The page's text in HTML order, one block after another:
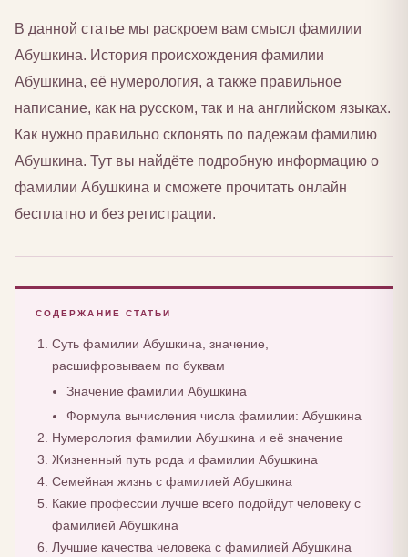
В данной статье мы раскроем вам смысл фамилии
Абушкина. История происхождения фамилии
Абушкина, её нумерология, а также правильное
написание, как на русском, так и на английском языках.
Как нужно правильно склонять по падежам фамилию
Абушкина. Тут вы найдёте подробную информацию о
фамилии Абушкина и сможете прочитать онлайн
бесплатно и без регистрации.
СОДЕРЖАНИЕ СТАТЬИ
Суть фамилии Абушкина, значение,
расшифровываем по буквам
Значение фамилии Абушкина
Формула вычисления числа фамилии: Абушкина
Нумерология фамилии Абушкина и её значение
Жизненный путь рода и фамилии Абушкина
Семейная жизнь с фамилией Абушкина
Какие профессии лучше всего подойдут человеку с
фамилией Абушкина
Лучшие качества человека с фамилией Абушкина